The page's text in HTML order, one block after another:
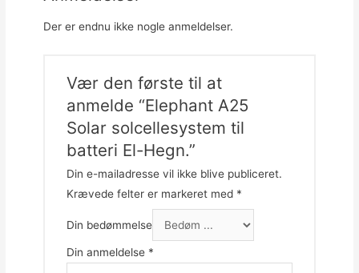
Der er endnu ikke nogle anmeldelser.
Vær den første til at
anmelde “Elephant A25
Solar solcellesystem til
batteri El-Hegn.”
Din e-mailadresse vil ikke blive publiceret.
Krævede felter er markeret med *
Din bedømmelse
Din anmeldelse *